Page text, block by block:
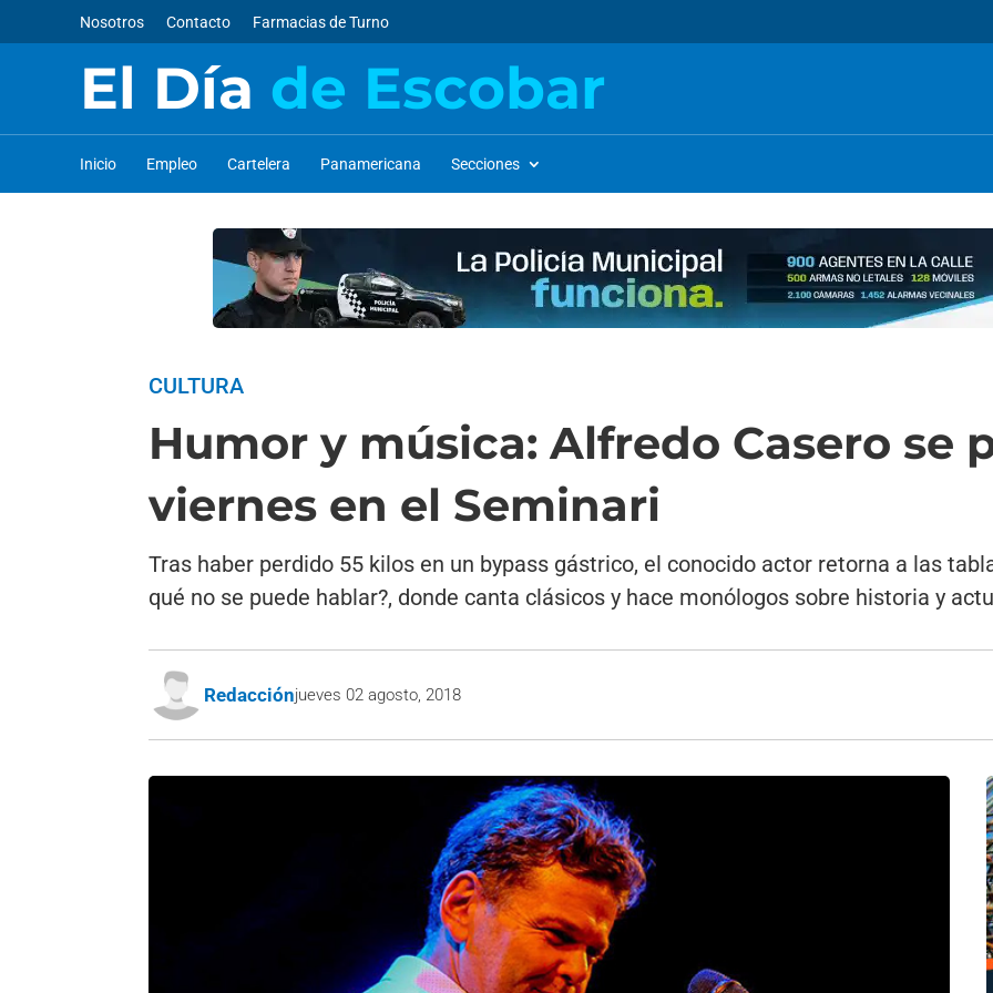
Nosotros Contacto Farmacias de Turno
El Día de Escobar
Inicio Empleo Cartelera Panamericana Secciones
CULTURA
Humor y música: Alfredo Casero se
viernes en el Seminari
Tras haber perdido 55 kilos en un bypass gástrico, el conocido actor retorna a las
qué no se puede hablar?, donde canta clásicos y hace monólogos sobre historia y
Redacciónjueves 02 agosto, 2018